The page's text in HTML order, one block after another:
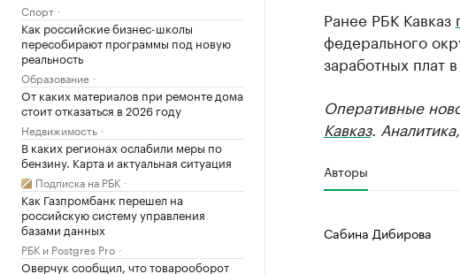
Спорт
Как российские бизнес-школы
пересобирают программы под новую
реальность
Образование
От каких материалов при ремонте дома
стоит отказаться в 2026 году
Недвижимость
В каких регионах ослабили меры по
бензину. Карта и актуальная ситуация
Подписка на РБК
Как Газпромбанк перешел на
российскую систему управления
базами данных
РБК и Postgres Pro
Оверчук сообщил, что товарооборот
Ранее РБК Кавказ
федерального
заработных плат
Оперативные
Кавказ.
Авторы
Сабина Дибирова